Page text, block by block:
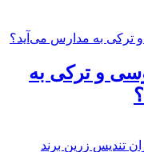
و ترکی به